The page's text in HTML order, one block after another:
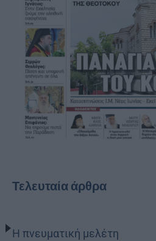
Τελευταία άρθρα
Η πνευματική μελέτη